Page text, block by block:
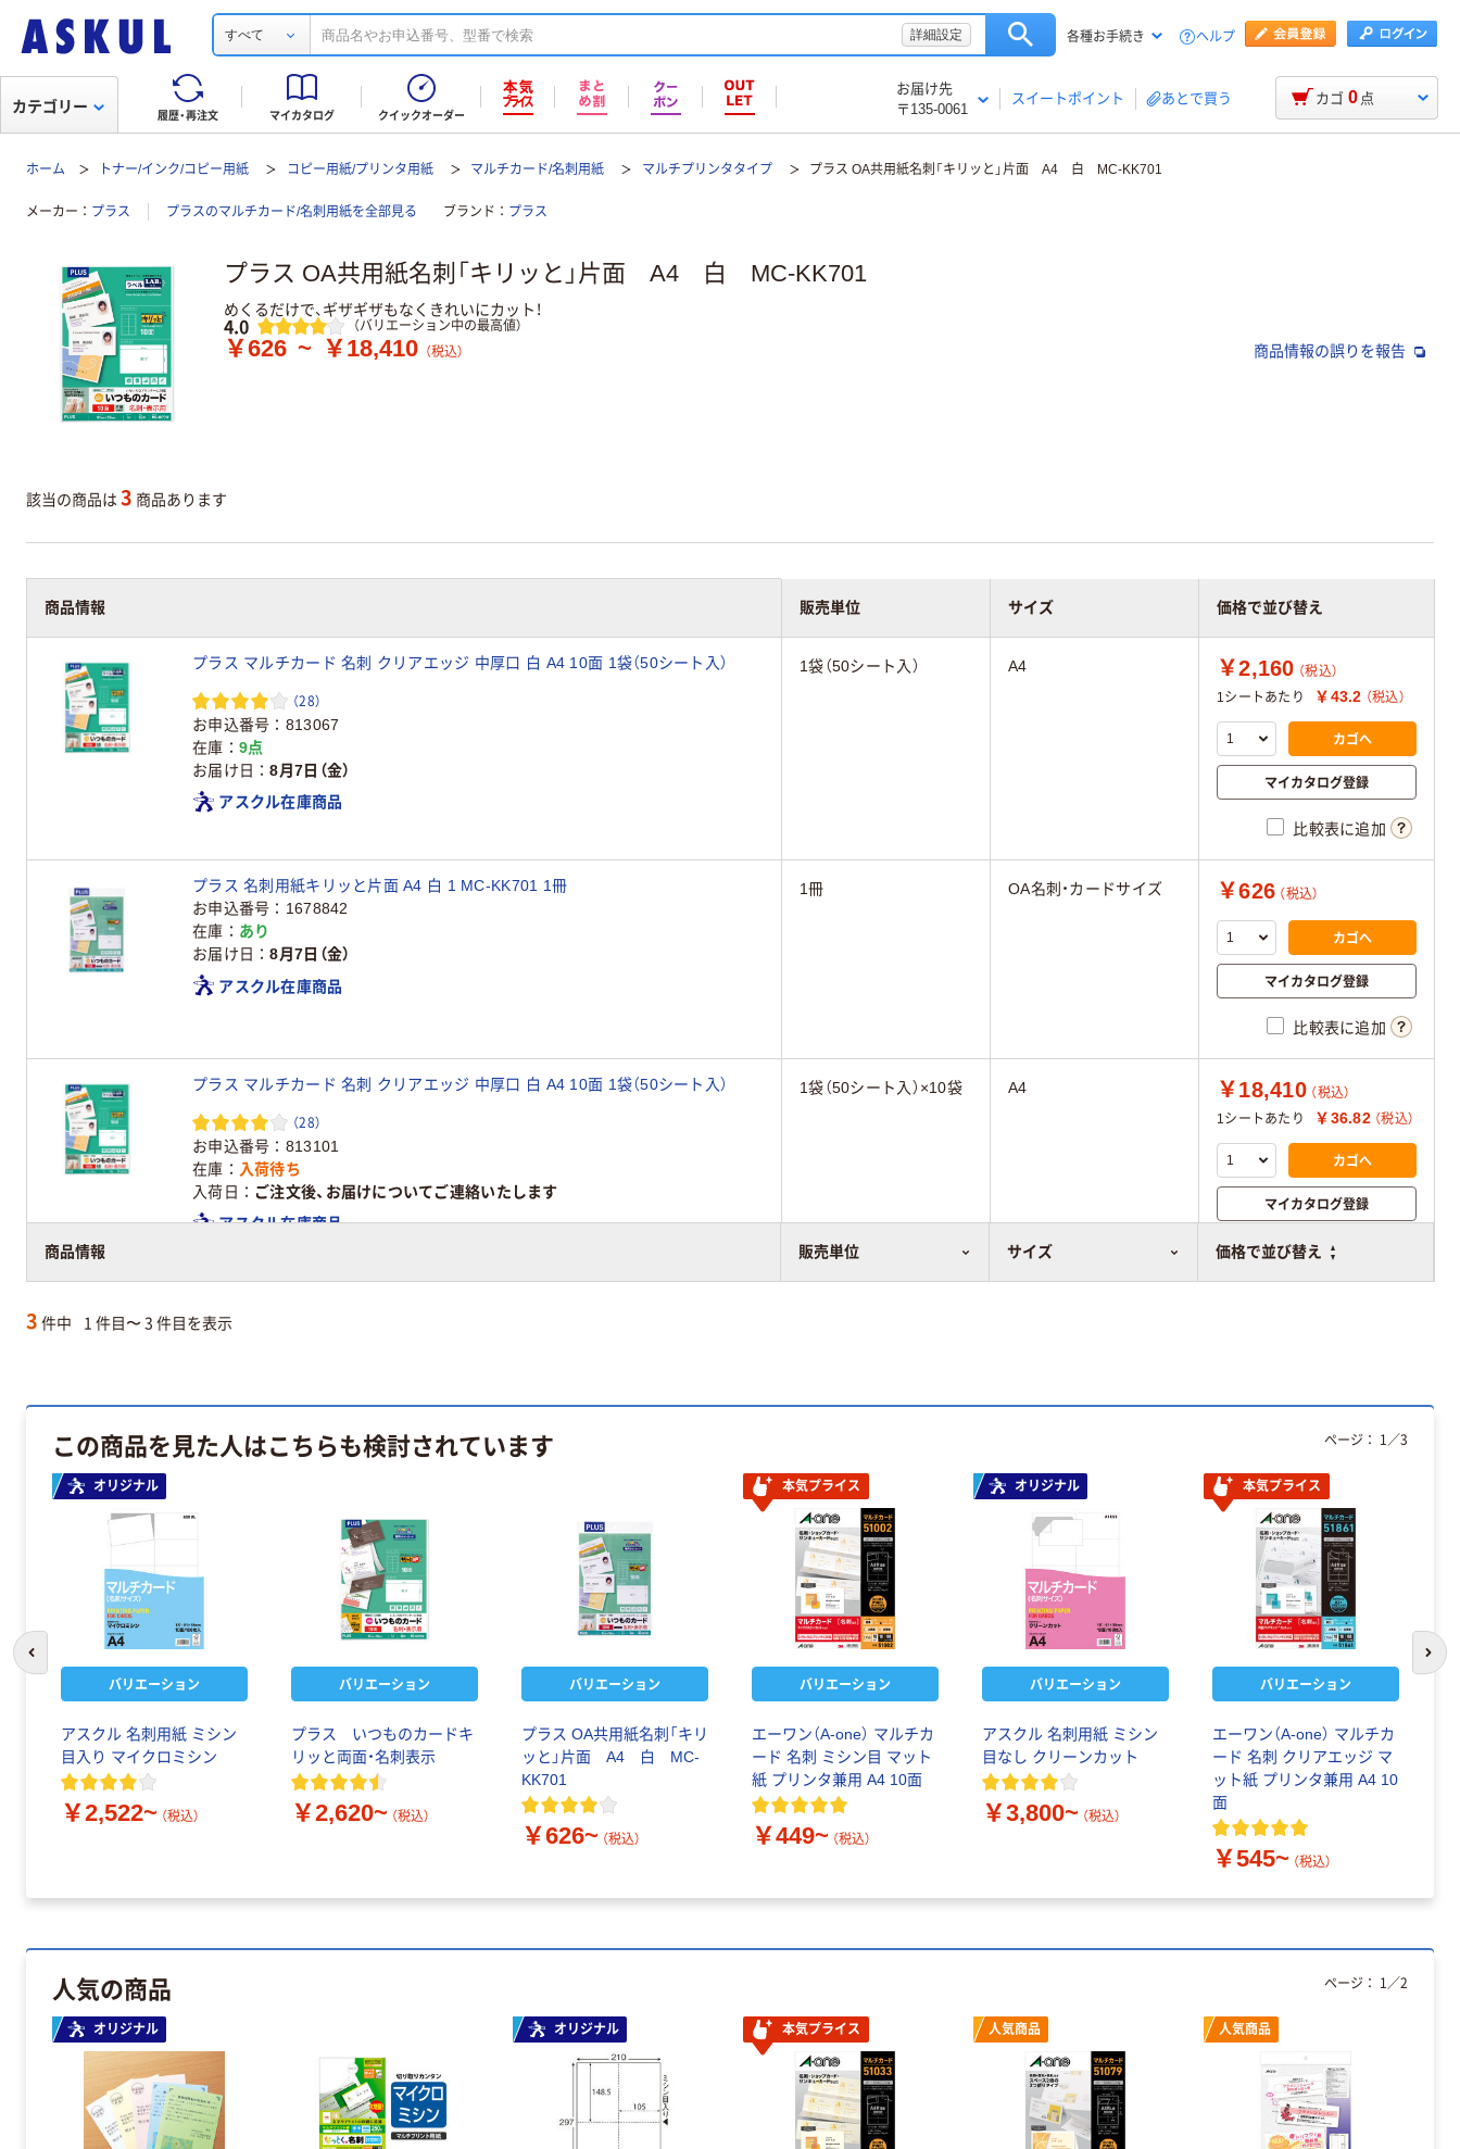
すべて 詳細設定 各種お手続き ヘルプ
履歴・再注文 マイカタログ クイックオーダー
お届け先
〒135-0061
スイートポイント あとで買う
カテゴリー カゴ 0 点
ホーム トナー/インク/コピー用紙 コピー用紙/プリンタ用紙 マルチカード/名刺用紙 マルチプリンタタイプ プラス OA共用紙名刺「キリッと」片面 A4 白 MC-KK701
メーカー プラス プラスのマルチカード/名刺用紙を全部見る ブランド プラス
プラス OA共用紙名刺「キリッと」片面 A4 白 MC-KK701
めくるだけで、ギザギザもなくきれいにカット！
レビュー
4.0 （バリエーション中の最高値）
￥626 ~ ￥18,410 （税込） 商品情報の誤りを報告
該当の商品は 3 商品あります
商品情報 販売単位 サイズ 価格で並び替え
商品情報 販売単位 サイズ 価格で並び替え
プラス マルチカード 名刺 クリアエッジ 中厚口 白 A4 10面 1袋（50シート入）
（28）
お申込番号
813067
在庫
9点
お届け日
8月7日（金）
アスクル在庫商品
1袋（50シート入） A4 ￥2,160 （税込）
1シートあたり
￥43.2 （税込）
カゴへ
マイカタログ登録
比較表に追加
プラス 名刺用紙キリッと片面 A4 白 1 MC-KK701 1冊
お申込番号
1678842
在庫
あり
お届け日
8月7日（金）
アスクル在庫商品
1冊 OA名刺・カードサイズ ￥626 （税込）
カゴへ
マイカタログ登録
比較表に追加
プラス マルチカード 名刺 クリアエッジ 中厚口 白 A4 10面 1袋（50シート入）
（28）
お申込番号
813101
在庫
入荷待ち
入荷日
ご注文後、お届けについてご連絡いたします
アスクル在庫商品
1袋（50シート入）×10袋 A4 ￥18,410 （税込）
1シートあたり
￥36.82 （税込）
カゴへ
マイカタログ登録
比較表に追加
3 件中 1 件目〜 3 件目を表示
この商品を見た人はこちらも検討されています
オリジナル
バリエーション
アスクル 名刺用紙 ミシン
目入り マイクロミシン
￥2,522~ （税込）
バリエーション
プラス いつものカードキ
リッと両面・名刺表示
￥2,620~ （税込）
バリエーション
プラス OA共用紙名刺「キリ
ッと」片面 A4 白 MC-
KK701
￥626~ （税込）
本気プライス
バリエーション
エーワン（A-one） マルチカ
ード 名刺 ミシン目 マット
紙 プリンタ兼用 A4 10面
￥449~ （税込）
オリジナル
バリエーション
アスクル 名刺用紙 ミシン
目なし クリーンカット
￥3,800~ （税込）
本気プライス
バリエーション
エーワン（A-one） マルチカ
ード 名刺 クリアエッジ マ
ット紙 プリンタ兼用 A4 10
面
￥545~ （税込）
ページ： 1 ／3
前のスライドへ 次
人気の商品
オリジナル オリジナル 本気プライス 人気商品 人気商品
ページ： 1 ／2